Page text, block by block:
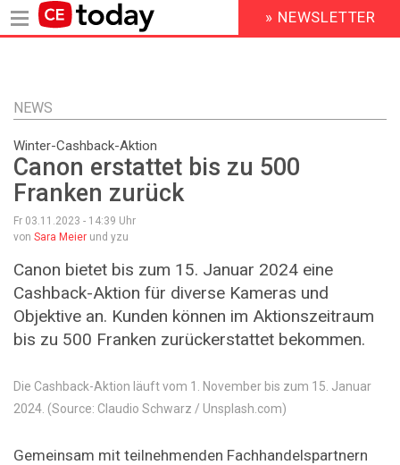
Inhalt
HEADER
MENU
» NEWSLETTER
NEWS
Winter-Cashback-Aktion
Canon erstattet bis zu 500
Franken zurück
Fr 03.11.2023 - 14:39 Uhr
von Sara Meier und yzu
Canon bietet bis zum 15. Januar 2024 eine
Cashback-Aktion für diverse Kameras und
Objektive an. Kunden können im Aktionszeitraum
bis zu 500 Franken zurückerstattet bekommen.
Die Cashback-Aktion läuft vom 1. November bis zum 15. Januar
2024. (Source: Claudio Schwarz / Unsplash.com)
Gemeinsam mit teilnehmenden Fachhandelspartnern